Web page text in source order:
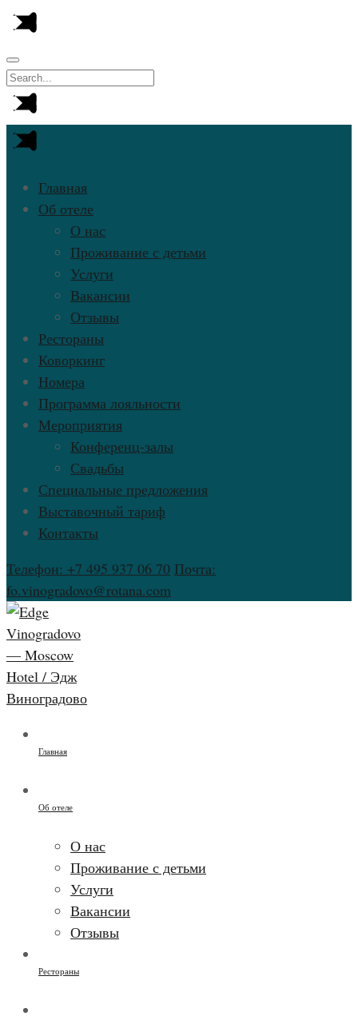
Главная
Об отеле
О нас
Проживание с детьми
Услуги
Вакансии
Отзывы
Рестораны
Коворкинг
Номера
Программа лояльности
Мероприятия
Конференц-залы
Свадьбы
Специальные предложения
Выставочный тариф
Контакты
Телефон: +7 495 937 06 70 Почта:
fo.vinogradovo@rotana.com
Главная
Об отеле
О нас
Проживание с детьми
Услуги
Вакансии
Отзывы
Рестораны